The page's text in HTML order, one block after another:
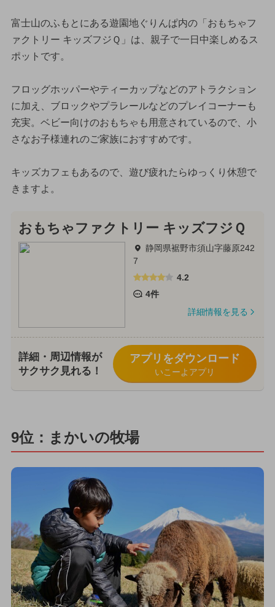
富士山のふもとにある遊園地ぐりんぱ内の「おもちゃフ
ァクトリー キッズフジＱ」は、親子で一日中楽しめるス
ポットです。
フロッグホッパーやティーカップなどのアトラクション
に加え、ブロックやプラレールなどのプレイコーナーも
充実。ベビー向けのおもちゃも用意されているので、小
さなお子様連れのご家族におすすめです。
キッズカフェもあるので、遊び疲れたらゆっくり休憩で
きますよ。
おもちゃファクトリー キッズフジＱ
静岡県裾野市須山字藤原242
7
4.2
4件
詳細情報を見る
詳細・周辺情報が
サクサク見れる！
アプリをダウンロード
いこーよアプリ
9位：まかいの牧場